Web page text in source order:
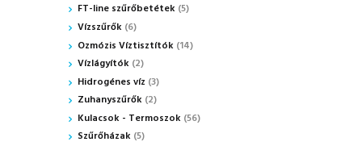
FT-line szűrőbetétek (5)
Vízszűrők (6)
Ozmózis Víztisztítók (14)
Vízlágyítók (2)
Hidrogénes víz (3)
Zuhanyszűrők (2)
Kulacsok - Termoszok (56)
Szűrőházak (5)